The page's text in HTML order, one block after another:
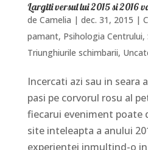
Largiti versul lui 2015 si 2016
de Camelia | dec. 31, 2015 |
pamant, Psihologia Centrului,
Triunghiurile schimbarii,
Incercati azi sau in seara
pasi pe corvorul rosu al
fiecarui eveniment poate
site inteleapta a anului
experientei inmultind-o